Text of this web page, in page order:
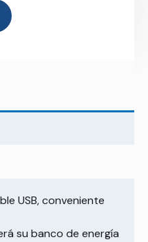
USB, conveniente
su banco de energía